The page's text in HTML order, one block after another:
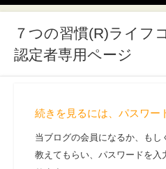
７つの習慣(R)ライフ
認定者専用ページ
続きを見るには、パスワー
当ブログの会員になるか、もし
教えてもらい、パスワードを入